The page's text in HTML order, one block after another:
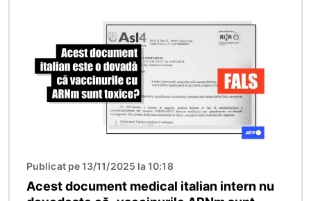
Publicat pe 13/11/2025 la 10:18
Acest document medical italian intern nu